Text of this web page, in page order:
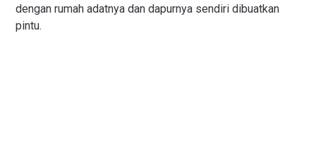
dengan rumah adatnya dan dapurnya sendiri dibuatkan
pintu.